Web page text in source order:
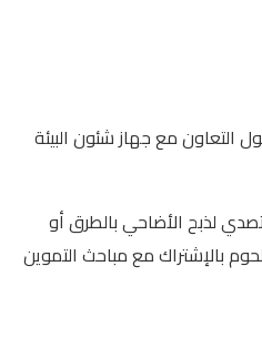
المحافظة.. وأنه تم تفعيل بروتوكول التعاون مع جهاز شئون البيئة
لذبح الأضاحي بالطرق أو
بالإشتراك مع مباحث التموين